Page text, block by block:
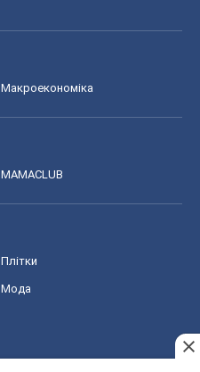
Макроекономіка
MAMACLUB
Плітки
Мода